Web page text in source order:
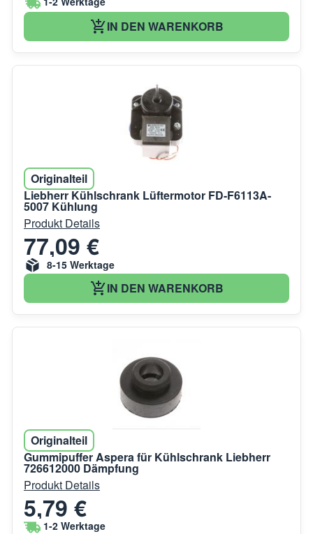
IN DEN WARENKORB
Originalteil
Liebherr Kühlschrank Lüftermotor FD-F6113A-
5007 Kühlung
Produkt Details
77,09 €
8-15 Werktage
IN DEN WARENKORB
Originalteil
Gummipuffer Aspera für Kühlschrank Liebherr
726612000 Dämpfung
Produkt Details
5,79 €
1-2 Werktage